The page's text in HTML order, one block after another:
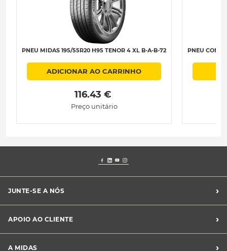
PNEU MIDAS 195/55R20 H95 TENOR 4 XL B-A-B-72
ADICIONAR AO CARRINHO
116.43 €
Preço unitário
PNEU
JUNTE-SE A NÓS ›
Franchising Midas
APOIO AO CLIENTE ›
A MIDAS ›